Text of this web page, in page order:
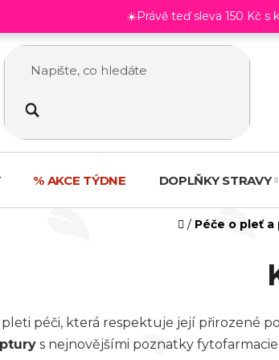
☀️Právě teď sleva 150 Kč s
% AKCE TÝDNE DOPLŇKY STRAVY
Domů
/ Péče o pleť a
pleti péči, která respektuje její přirozené
s nejnovějšími poznatky